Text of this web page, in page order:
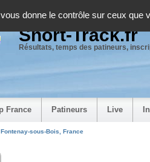
donne le contrôle sur ceux que
Short-Track.fr
Résultats, temps des patineurs,
France Patineurs Live
sous-Bois, France